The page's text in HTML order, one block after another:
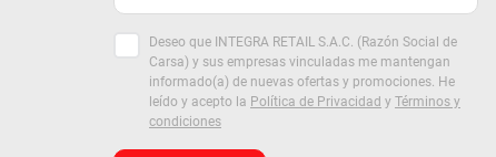
Deseo que INTEGRA RETAIL S.A.C. (Razón Social de
Carsa) y sus empresas vinculadas me mantengan
informado(a) de nuevas ofertas y promociones. He
leído y acepto la Política de Privacidad y Términos y
condiciones